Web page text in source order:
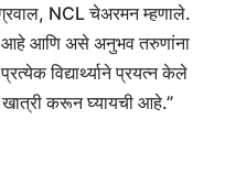
NCL चेअरमन म्हणाले.
आहे आणि असे अनुभव तरुणांना
विद्यार्थ्याने प्रयत्न केले
खात्री करून घ्यायची आहे.”